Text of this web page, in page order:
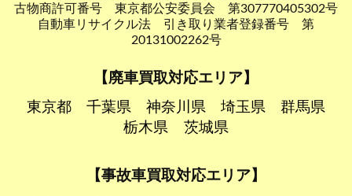
古物商許可番号 東京都公安委員会 第307770405302号
自動車リサイクル法 引き取り業者登録番号 第
20131002262号
【廃車買取対応エリア】
東京都
千葉県 神奈川県 埼玉県
群馬県
栃木県
茨城県
【事故車買取対応エリア】